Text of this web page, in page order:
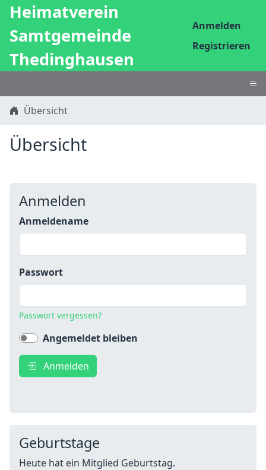
Heimatverein
Samtgemeinde
Thedinghausen
Anmelden
Registrieren
Übersicht
Übersicht
Anmelden
Anmeldename
Passwort
Passwort vergessen?
Angemeldet bleiben
Anmelden
Geburtstage
Heute hat ein Mitglied Geburtstag.